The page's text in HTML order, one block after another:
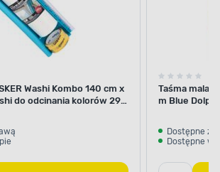
Washi Kombo 140 cm x
do odcinania kolorów 29
Taśma
m Blue
Dostępne z
Dostępne w